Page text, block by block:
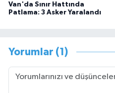
Van'da Sınır Hattında
Patlama: 3 Asker Yaralandı
Yorumlar (1)